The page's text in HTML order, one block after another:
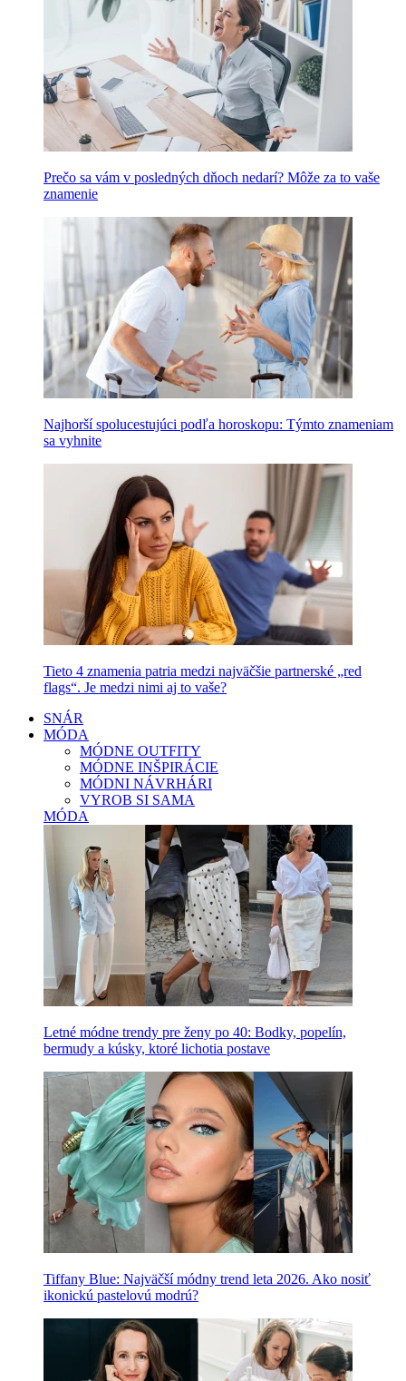
Prečo sa vám v posledných dňoch nedarí? Môže za to vaše
znamenie
Najhorší spolucestujúci podľa horoskopu: Týmto znameniam
sa vyhnite
Tieto 4 znamenia patria medzi najväčšie partnerské „red
flags“. Je medzi nimi aj to vaše?
SNÁR
MÓDA
MÓDNE OUTFITY
MÓDNE INŠPIRÁCIE
MÓDNI NÁVRHÁRI
VYROB SI SAMA
MÓDA
Letné módne trendy pre ženy po 40: Bodky, popelín,
bermudy a kúsky, ktoré lichotia postave
Tiffany Blue: Najväčší módny trend leta 2026. Ako nosiť
ikonickú pastelovú modrú?